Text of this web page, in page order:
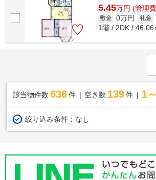
5.45万円 (管理
敷金 0万円 礼金
1階 / 2DK / 46.06
該当物件数 636件 空き数 139 件 1
絞り込み条件： なし